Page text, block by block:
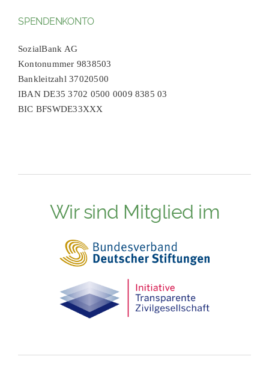
SPENDENKONTO
SozialBank AG
Kontonummer 9838503
Bankleitzahl 37020500
IBAN DE35 3702 0500 0009 8385 03
BIC BFSWDE33XXX
Wir sind Mitglied im